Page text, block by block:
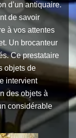
d’un antiquaire.
de savoir
à vos attentes
Un brocanteur
Ce prestataire
objets de
intervient
des objets à
considérable